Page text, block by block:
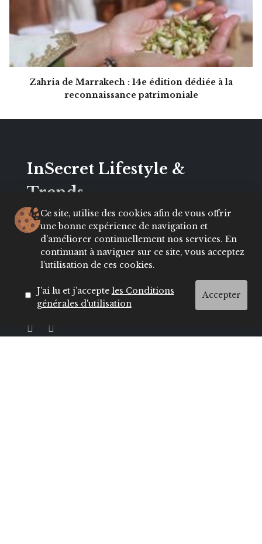
Zahria de Marrakech : 14e édition dédiée à la
reconnaissance patrimoniale
Ce site, utilise des cookies afin de vous offrir
une bonne expérience de navigation et
d’améliorer continuellement nos services. En
continuant à naviguer sur ce site, vous acceptez
l’utilisation de ces cookies.
J’ai lu et j’accepte les Conditions
générales d'utilisation
Accepter
InSecret Lifestyle &
Trends
Webmagazine dynamique dédié aux femmes en
quête d’inspiration et d’actualité en matière de
Mode, bien-être, lifestyle, culture et société.
Avec une audience engagée et influente,
annonceurs souhaitant toucher une cible
féminine active, curieuse et connectée.